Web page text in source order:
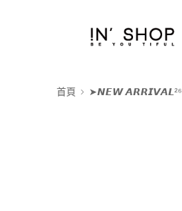
首頁 ➤𝙉𝙀𝙒 𝘼𝙍𝙍𝙄𝙑𝘼𝙇²⁶